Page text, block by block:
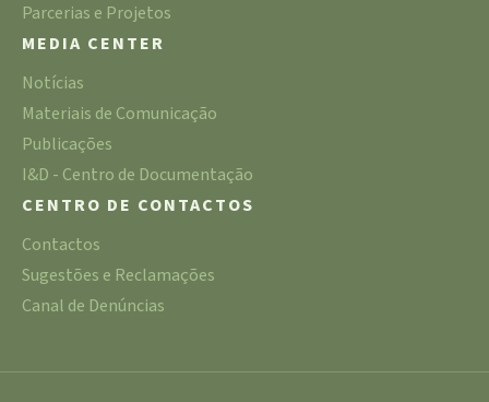
Parcerias e Projetos
MEDIA CENTER
Notícias
Materiais de Comunicação
Publicações
I&D - Centro de Documentação
CENTRO DE CONTACTOS
Contactos
Sugestões e Reclamações
Canal de Denúncias